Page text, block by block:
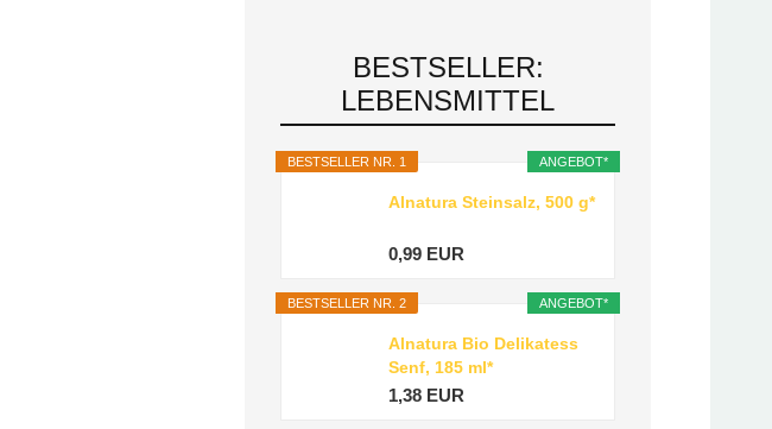
BESTSELLER:
LEBENSMITTEL
ANGEBOT*
BESTSELLER NR. 1
Alnatura Steinsalz, 500 g*
0,99 EUR
ANGEBOT*
BESTSELLER NR. 2
Alnatura Bio Delikatess
Senf, 185 ml*
1,38 EUR